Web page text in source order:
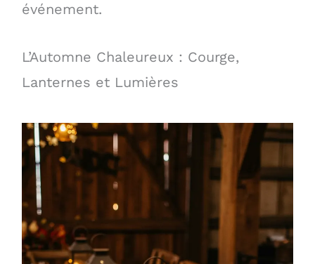
événement.
L’Automne Chaleureux : Courge,
Lanternes et Lumières